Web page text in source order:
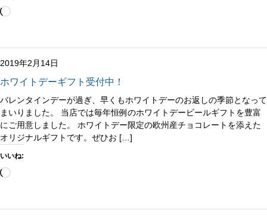
読
み
中…
2019年2月14日
ホワイトデーギフト受付中！
バレンタインデーが過ぎ、早くもホワイトデーのお返しの季節となって
まいりました。 当店では毎年恒例のホワイトデービールギフトを豊富
にご用意しました。 ホワイトデー限定の欧州産チョコレートを添えた
オリジナルギフトです。ぜひお […]
いいね:
読
み